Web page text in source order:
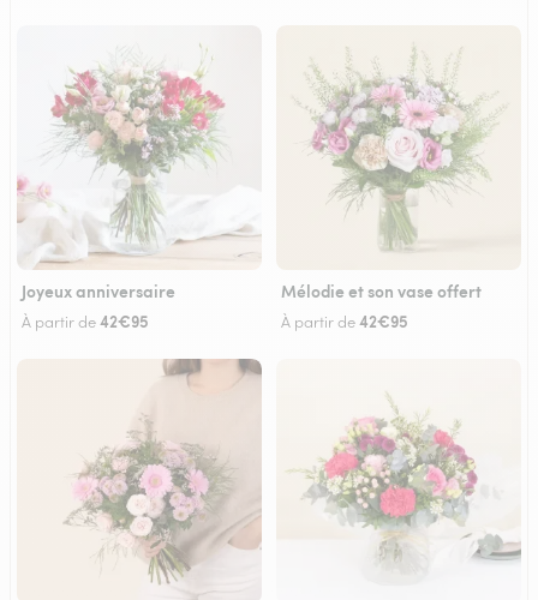
Joyeux anniversaire
À partir de42€95
Mélodie et son vase offert
À partir de42€95